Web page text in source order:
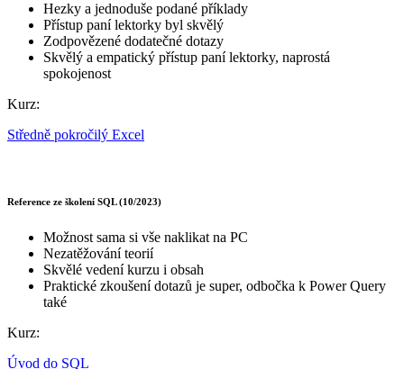
Hezky a jednoduše podané příklady
Přístup paní lektorky byl skvělý
Zodpovězené dodatečné dotazy
Skvělý a empatický přístup paní lektorky, naprostá
spokojenost
Kurz:
Středně pokročilý Excel
Reference ze školení SQL (10/2023)
Možnost sama si vše naklikat na PC
Nezatěžování teorií
Skvělé vedení kurzu i obsah
Praktické zkoušení dotazů je super, odbočka k Power Query
také
Kurz:
Úvod do SQL